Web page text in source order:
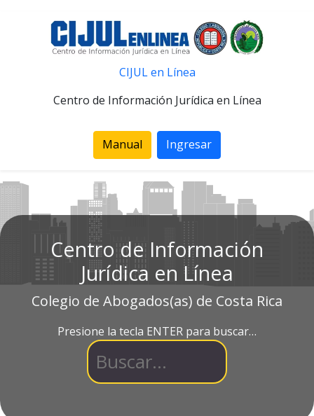
CIJUL en Línea
Centro de Información Jurídica en Línea
Manual Ingresar
Centro de Información
Jurídica en Línea
Colegio de Abogados(as) de Costa Rica
Presione la tecla ENTER para buscar…